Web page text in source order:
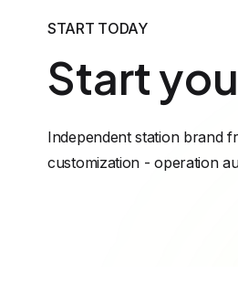
START TODAY
Start
Independent station brand
customization - operation